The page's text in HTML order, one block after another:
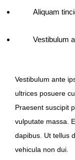
Aliquam
Vestibulum
Vestibulum ante
ultrices posuere
Praesent suscipit
vulputate massa.
dapibus. Ut tellus
vehicula non dui.